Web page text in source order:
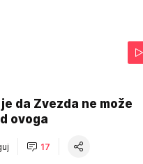
da Zvezda ne može
ovoga
17